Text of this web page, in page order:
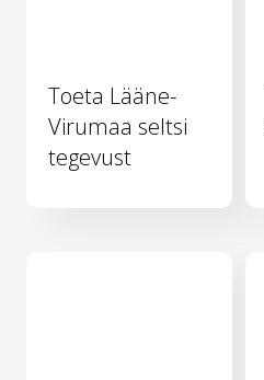
Toeta Lääne-
Virumaa seltsi
tegevust